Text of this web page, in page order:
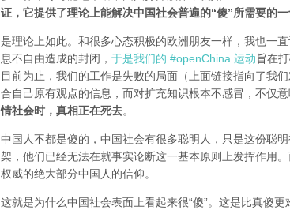
证，它提供了理论上能解决中国社会普遍的“傻”所需要的一
是理论上如此。和很多心态积极的欧洲朋友一样，我也
息不自由造成的封闭， 于是我们的 #openChina 运动旨在
目前为止，我们的工作是失败的局面（ 上面链接指向了我
合自己原有观点的信息，而对扩充知识根本不感冒，不仅
情社会时，真相正在死去。
中国人不都是傻的，中国社会有很多聪明人，只是这份聪
架，他们已经无法在就事实论断这一基本原则上发挥作用
权威的绝大部分中国人的信仰。
这就是为什么中国社会表面上看起来很“傻”。这是比真傻更